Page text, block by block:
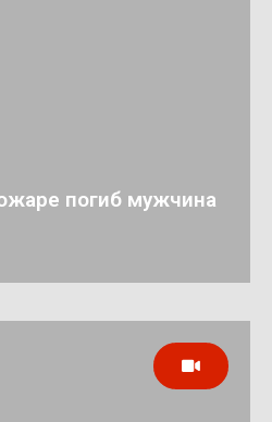
погиб мужчина